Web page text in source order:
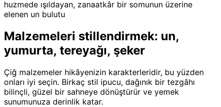
huzmede ışıldayan, zanaatkâr bir somunun üzerine
elenen un bulutu
Malzemeleri stillendirmek: un,
yumurta, tereyağı, şeker
Çiğ malzemeler hikâyenizin karakterleridir, bu yüzden
onları iyi seçin. Birkaç stil ipucu, dağınık bir tezgâhı
bilinçli, güzel bir sahneye dönüştürür ve yemek
sunumunuza derinlik katar.